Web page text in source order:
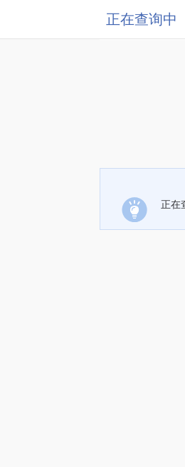
正在查询中
正在